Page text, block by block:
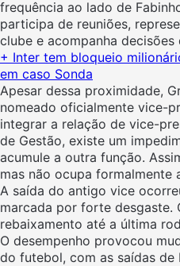
frequência ao lado de
participa de reuniões,
clube e acompanha
+ Inter tem bloqueio
em caso Sonda
Apesar dessa proximidade,
nomeado oficialmente vice-
integrar a relação de vice-
de Gestão, existe um
acumule a outra função.
mas não ocupa formalmente
A saída do antigo vice
marcada por forte desgaste.
rebaixamento até a última
O desempenho provocou
do futebol, com as saídas de